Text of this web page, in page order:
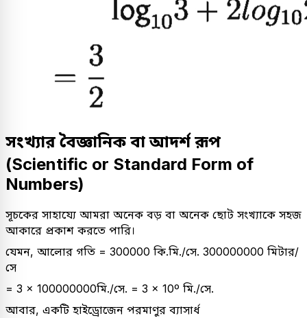
সংখ্যার বৈজ্ঞানিক বা আদর্শ রূপ
(Scientific or Standard Form of
Numbers)
সূচকের সাহায্যে আমরা অনেক বড় বা অনেক ছোট সংখ্যাকে সহজ
আকারে প্রকাশ করতে পারি।
যেমন, আলোর গতি = 300000 কি.মি./সে. 300000000 মিটার/
সে
= 3 × 100000000মি./সে. = 3 × 10º মি./সে.
আবার, একটি হাইড্রোজেন পরমাণুর ব্যাসার্ধ